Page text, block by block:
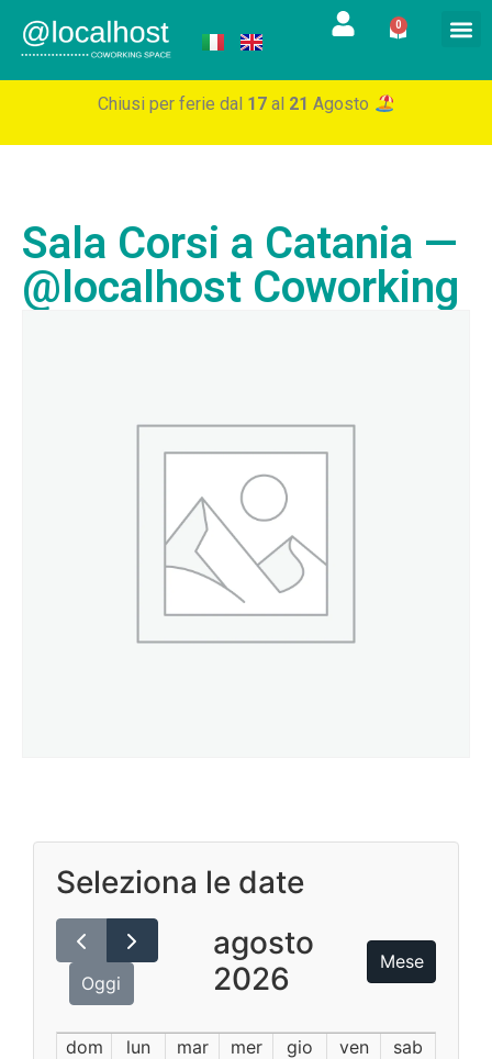
0
Chiusi per ferie dal 17 al 21 Agosto
Sala Corsi a Catania —
@localhost Coworking
Seleziona le date
Oggi
agosto
2026
Mese
dom lun mar mer gio ven sab